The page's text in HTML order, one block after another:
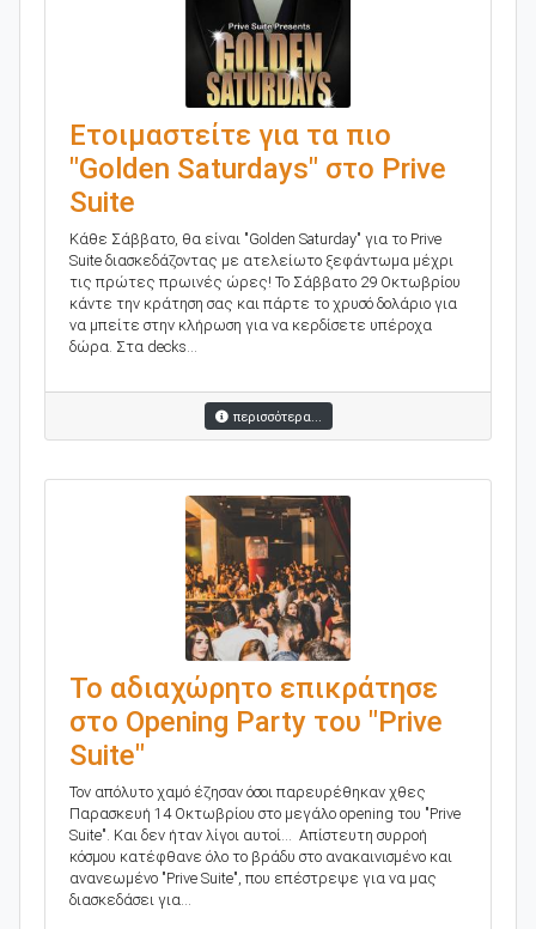
Ετοιμαστείτε για τα πιο
"Golden Saturdays" στο Prive
Suite
Κάθε Σάββατο, θα είναι "Golden Saturday" για το Prive
Suite διασκεδάζοντας με ατελείωτο ξεφάντωμα μέχρι
τις πρώτες πρωινές ώρες! Το Σάββατο 29 Οκτωβρίου
κάντε την κράτηση σας και πάρτε το χρυσό δολάριο για
να μπείτε στην κλήρωση για να κερδίσετε υπέροχα
δώρα. Στα decks...
περισσότερα...
Το αδιαχώρητο επικράτησε
στο Opening Party του "Prive
Suite"
Τον απόλυτο χαμό έζησαν όσοι παρευρέθηκαν χθες
Παρασκευή 14 Οκτωβρίου στο μεγάλο opening του "Prive
Suite". Και δεν ήταν λίγοι αυτοί... Απίστευτη συρροή
κόσμου κατέφθανε όλο το βράδυ στο ανακαινισμένο και
ανανεωμένο "Prive Suite", που επέστρεψε για να μας
διασκεδάσει για...